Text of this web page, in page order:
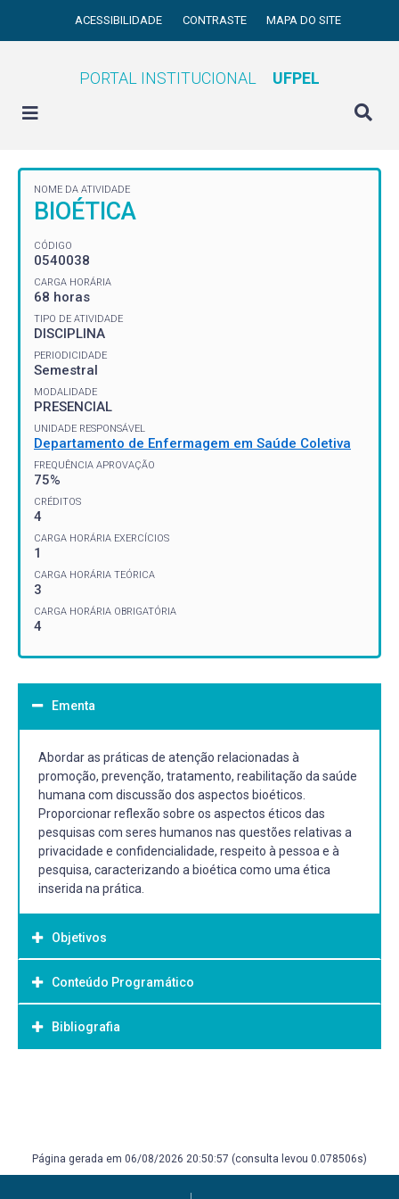
ACESSIBILIDADE CONTRASTE MAPA DO SITE
PORTAL INSTITUCIONAL UFPEL
NOME DA ATIVIDADE
BIOÉTICA
CÓDIGO
0540038
CARGA HORÁRIA
68 horas
TIPO DE ATIVIDADE
DISCIPLINA
PERIODICIDADE
Semestral
MODALIDADE
PRESENCIAL
UNIDADE RESPONSÁVEL
Departamento de Enfermagem em Saúde Coletiva
FREQUÊNCIA APROVAÇÃO
75%
CRÉDITOS
4
CARGA HORÁRIA EXERCÍCIOS
1
CARGA HORÁRIA TEÓRICA
3
CARGA HORÁRIA OBRIGATÓRIA
4
Ementa
Abordar as práticas de atenção relacionadas à
promoção, prevenção, tratamento, reabilitação da saúde
humana com discussão dos aspectos bioéticos.
Proporcionar reflexão sobre os aspectos éticos das
pesquisas com seres humanos nas questões relativas a
privacidade e confidencialidade, respeito à pessoa e à
pesquisa, caracterizando a bioética como uma ética
inserida na prática.
Objetivos
Objetivo Geral:
Abordar as práticas de atenção relacionadas à promoção,
prevenção, tratamento, reabilitação da saúde humana
Conteúdo Programático
Bibliografia
1998
Página gerada em 06/08/2026 20:50:57 (consulta levou 0.078506s)